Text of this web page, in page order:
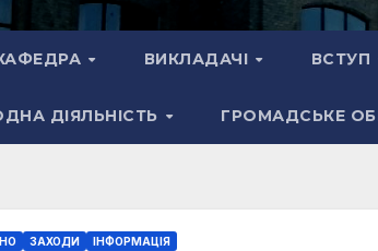
ВИКЛАДАЧІ ВСТУП
ДІЯЛЬНІСТЬ ГРОМАДСЬКЕ
ЗАХОДИ ІНФОРМАЦІЯ